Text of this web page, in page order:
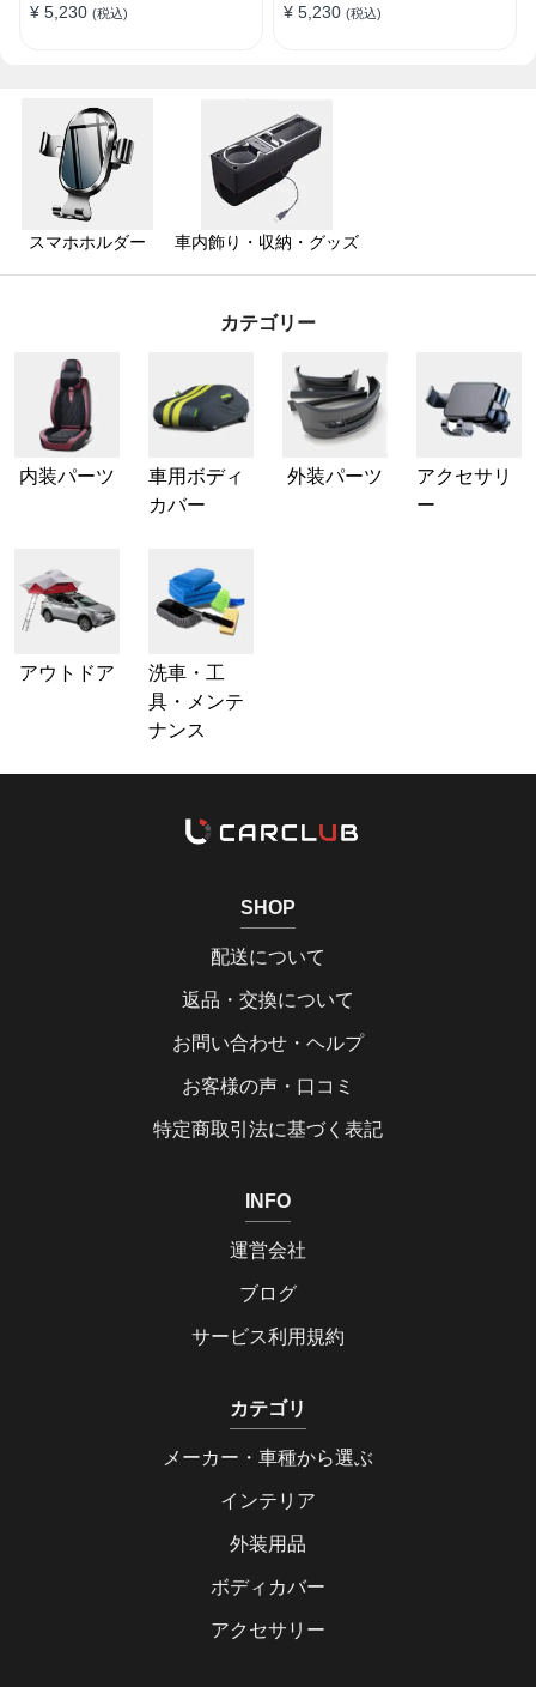
ー 折りたたみ式 片手操作 安
¥ 5,230 (税込)
し口式兼用 片手操作 置くだ
¥ 5,230 (税込)
スマホホルダー 車内飾り・収納・グッズ
カテゴリー
内装パーツ
車用ボディ
カバー
外装パーツ
アクセサリ
ー
アウトドア
洗車・工
具・メンテ
ナンス
SHOP
配送について
返品・交換について
お問い合わせ・ヘルプ
お客様の声・口コミ
特定商取引法に基づく表記
INFO
運営会社
ブログ
サービス利用規約
カテゴリ
メーカー・車種から選ぶ
インテリア
外装用品
ボディカバー
アクセサリー